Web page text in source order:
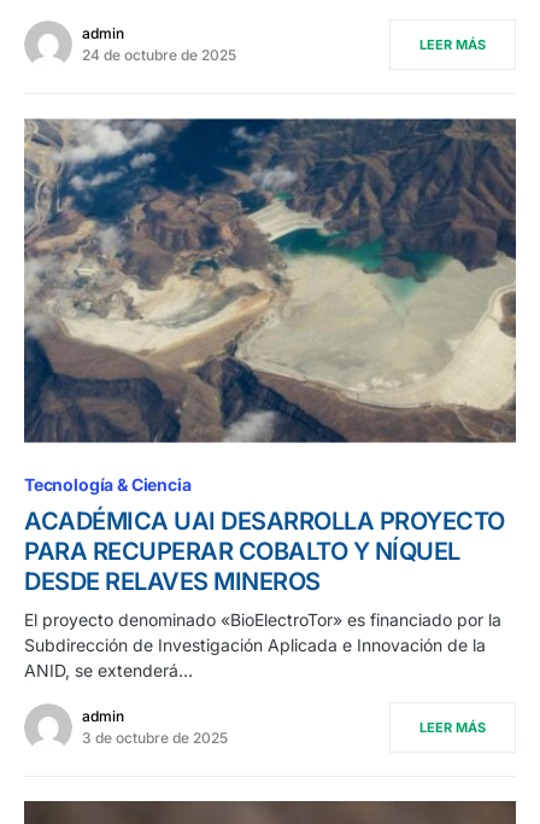
admin
24 de octubre de 2025
LEER MÁS
Tecnología & Ciencia
ACADÉMICA UAI DESARROLLA PROYECTO
PARA RECUPERAR COBALTO Y NÍQUEL
DESDE RELAVES MINEROS
El proyecto denominado «BioElectroTor» es financiado por la
Subdirección de Investigación Aplicada e Innovación de la
ANID, se extenderá…
admin
3 de octubre de 2025
LEER MÁS